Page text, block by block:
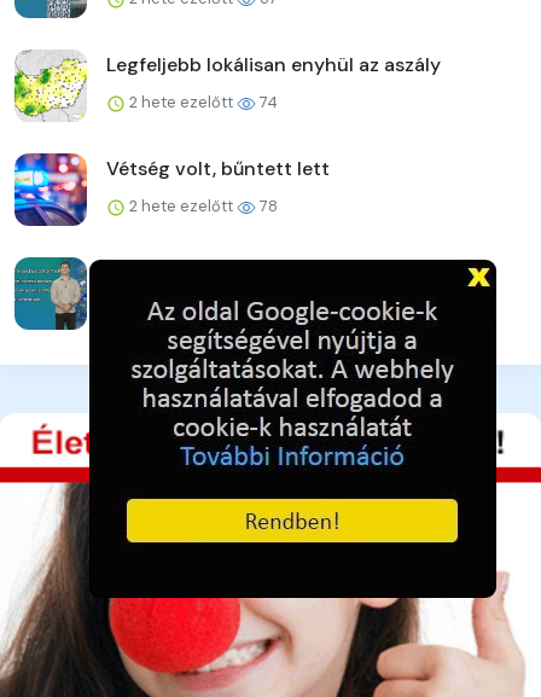
Legfeljebb lokálisan enyhül az aszály
2 hete ezelőtt 74
Vétség volt, bűntett lett
2 hete ezelőtt 78
2 hete ezelőtt 80